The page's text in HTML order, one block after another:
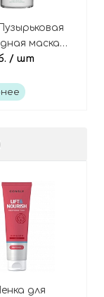
маска
с травами
O2
/ шт
для